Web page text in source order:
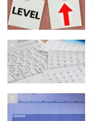
4
5